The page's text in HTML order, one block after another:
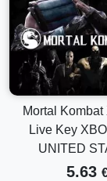
Mortal Kombat
Live Key
UNITED
5.63